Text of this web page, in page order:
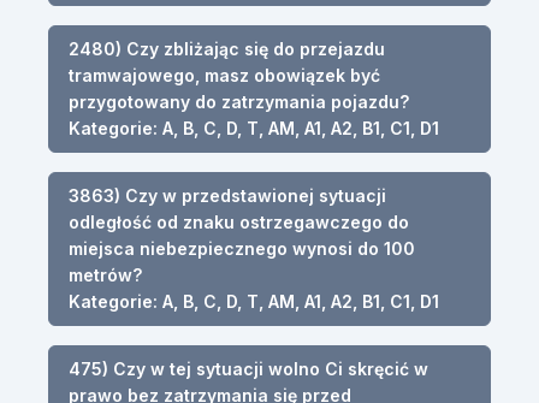
2480) Czy zbliżając się do przejazdu
tramwajowego, masz obowiązek być
przygotowany do zatrzymania pojazdu?
Kategorie: A, B, C, D, T, AM, A1, A2, B1, C1, D1
3863) Czy w przedstawionej sytuacji
odległość od znaku ostrzegawczego do
miejsca niebezpiecznego wynosi do 100
metrów?
Kategorie: A, B, C, D, T, AM, A1, A2, B1, C1, D1
475) Czy w tej sytuacji wolno Ci skręcić w
prawo bez zatrzymania się przed